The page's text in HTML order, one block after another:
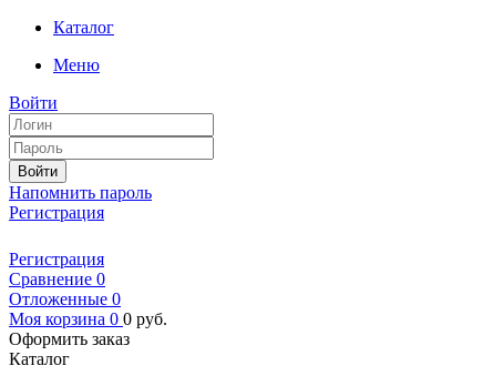
Каталог
Меню
Войти
Войти
Напомнить пароль
Регистрация
Регистрация
Сравнение 0
Отложенные 0
Моя корзина 0 0 руб.
Оформить заказ
Каталог